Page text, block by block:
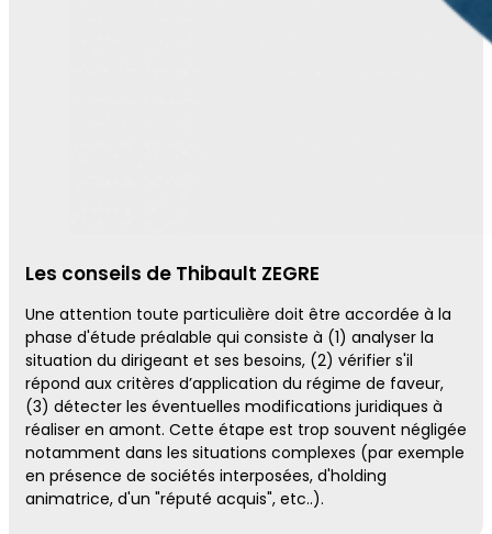
Les conseils de Thibault ZEGRE
Une attention toute particulière doit être accordée à la
phase d'étude préalable qui consiste à (1) analyser la
situation du dirigeant et ses besoins, (2) vérifier s'il
répond aux critères d’application du régime de faveur,
(3) détecter les éventuelles modifications juridiques à
réaliser en amont. Cette étape est trop souvent négligée
notamment dans les situations complexes (par exemple
en présence de sociétés interposées, d'holding
animatrice, d'un "réputé acquis", etc..).